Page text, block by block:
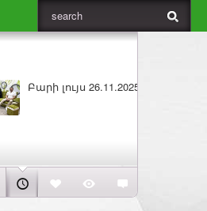
Բարի լույս 25.11.2025